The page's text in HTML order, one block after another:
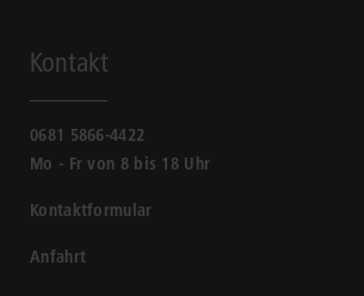
Kontakt
0681 5866-4422
Mo - Fr von 8 bis 18 Uhr
Kontaktformular
Anfahrt